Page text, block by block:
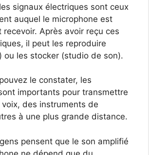
signaux électriques sont ceux
auquel le microphone est
recevoir. Après avoir reçu ces
il peut les reproduire
ou les stocker (studio de son).
le constater, les
importants pour transmettre
des instruments de
à une plus grande distance.
pensent que le son amplifié